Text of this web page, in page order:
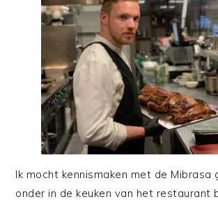
Ik mocht kennismaken met de Mibrasa
onder in de keuken van het restaurant